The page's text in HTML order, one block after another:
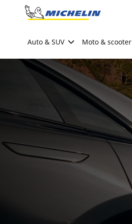
Go to page content
Auto & SUV Moto & scooter